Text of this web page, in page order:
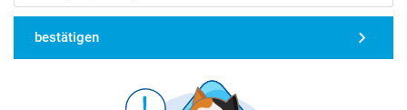
bestätigen